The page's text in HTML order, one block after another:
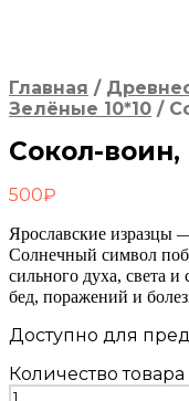
Главная /
Зелёные 10*10 /
Сокол-воин,
500₽
Ярославские изразцы
Солнечный символ
сильного духа, света
бед, поражений и
Доступно для
Количество